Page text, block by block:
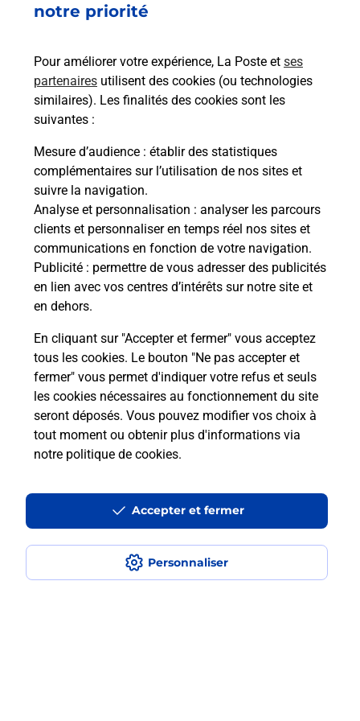
notre priorité
Pour améliorer votre expérience, La Poste et ses
partenaires utilisent des cookies (ou technologies
similaires). Les finalités des cookies sont les
suivantes :
Mesure d’audience : établir des statistiques
complémentaires sur l’utilisation de nos sites et
suivre la navigation.
Analyse et personnalisation : analyser les parcours
clients et personnaliser en temps réel nos sites et
communications en fonction de votre navigation.
Publicité : permettre de vous adresser des publicités
en lien avec vos centres d’intérêts sur notre site et
en dehors.
En cliquant sur "Accepter et fermer" vous acceptez
tous les cookies. Le bouton "Ne pas accepter et
fermer" vous permet d'indiquer votre refus et seuls
les cookies nécessaires au fonctionnement du site
seront déposés. Vous pouvez modifier vos choix à
tout moment ou obtenir plus d'informations via
notre politique de cookies.
Personnaliser
Accepter et fermer
Acheter un iPhone neuf ou reconditionné
Vous recherchez un smartphone pas cher proche
de chez vous ? Découvrez notre offre de
téléphones iPhone Apple dans vos bureaux de
Poste à GABARRET (40310) !
En savoir plus
Questions fréquemment posées
Comment retourner un colis acheté
en ligne depuis votre boîte aux lettres
Comment envoyer un colis ou faire un
retour chez un e-commerçant sans se
déplacer ?
Envoyer un petit colis au meilleur